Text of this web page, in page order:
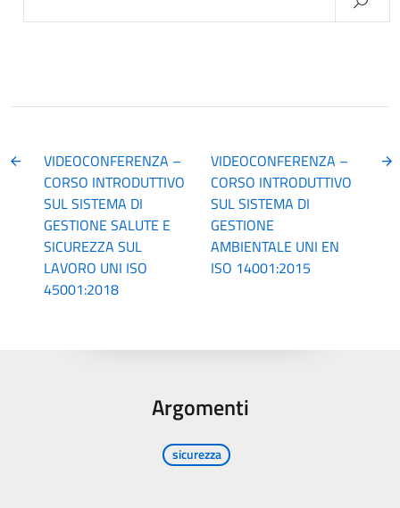
VIDEOCONFERENZA –
CORSO INTRODUTTIVO
SUL SISTEMA DI
GESTIONE SALUTE E
SICUREZZA SUL
LAVORO UNI ISO
45001:2018
VIDEOCONFERENZA –
CORSO INTRODUTTIVO
SUL SISTEMA DI
GESTIONE
AMBIENTALE UNI EN
ISO 14001:2015
Argomenti
sicurezza